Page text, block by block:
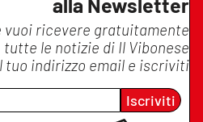
vuoi ricevere gratuitamente
tutte le notizie di Il Vibonese
tuo indirizzo email e iscriviti
Iscriviti